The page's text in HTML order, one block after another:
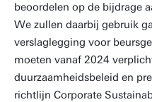
beoordelen op de bijdrage
We zullen daarbij gebruik
verslaglegging voor
moeten vanaf 2024
duurzaamheidsbeleid en
richtlijn Corporate